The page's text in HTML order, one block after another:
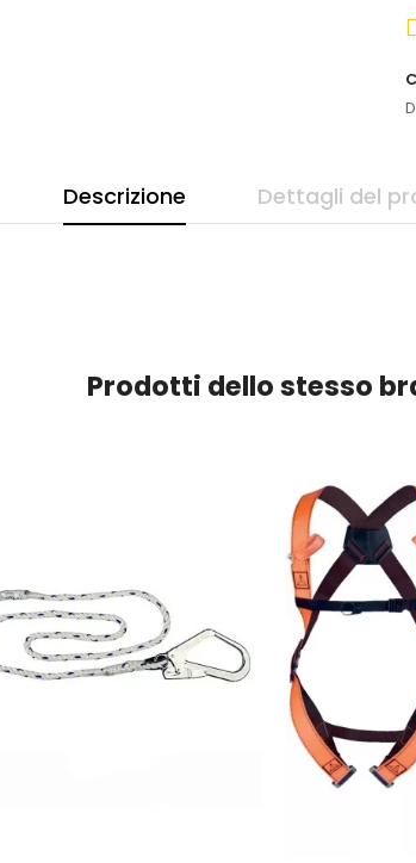
Descrizione Dettagli del
Prodotti dello stesso